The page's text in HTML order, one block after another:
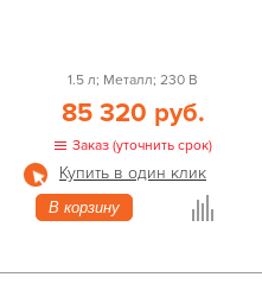
1.5 л; Металл; 230 В
85 320 руб.
Заказ (уточнить срок)
Купить в один клик
В корзину